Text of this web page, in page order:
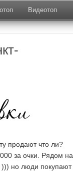
Видеотоп
продают что ли?
за очки. Рядом на
))) но люди покупают